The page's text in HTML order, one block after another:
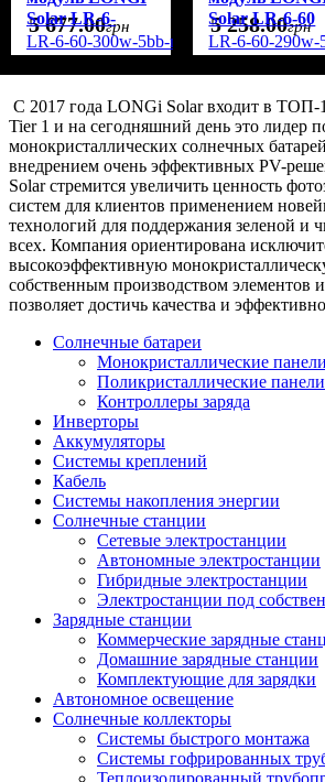
Solar LR-6-
60PE 300 Вт
5BB
монокристалл.
LR-6-60-300w-5bb-mono
5 677.00грн
Solar LR-6-60
290 Вт 5BB
LR-6-60-290w-
5 258.00грн
С 2017 года LONGi Solar входит в ТОП-
Tier 1 и на сегодняшний день это лидер
монокристаллических солнечных
внедрением очень эффективных PV-
Solar стремится увеличить ценность
систем для клиентов применением
технологий для поддержания зеленой и
всех. Компания ориентирована
высокоэффективную
собственным производством элементов
позволяет достичь качества и
Солнечные батареи
Монокристаллические панели
Поликристаллические панели
Контроллеры заряда
Инверторы
Аккумуляторы
Системы креплений
Кабель
Системы накопления энергии
Солнечные станции
Сетевые электростанции
Автономные электростанции
Гибридные электростанции
Электростанции под
Зарядные станции
Коммерческие зарядные
Домашние зарядные станции
Комплектующие для зарядки
Автономное освещение
Солнечные коллекторы
Системы быстрого монтажа
Системы гофрированных
Теплоизолированный